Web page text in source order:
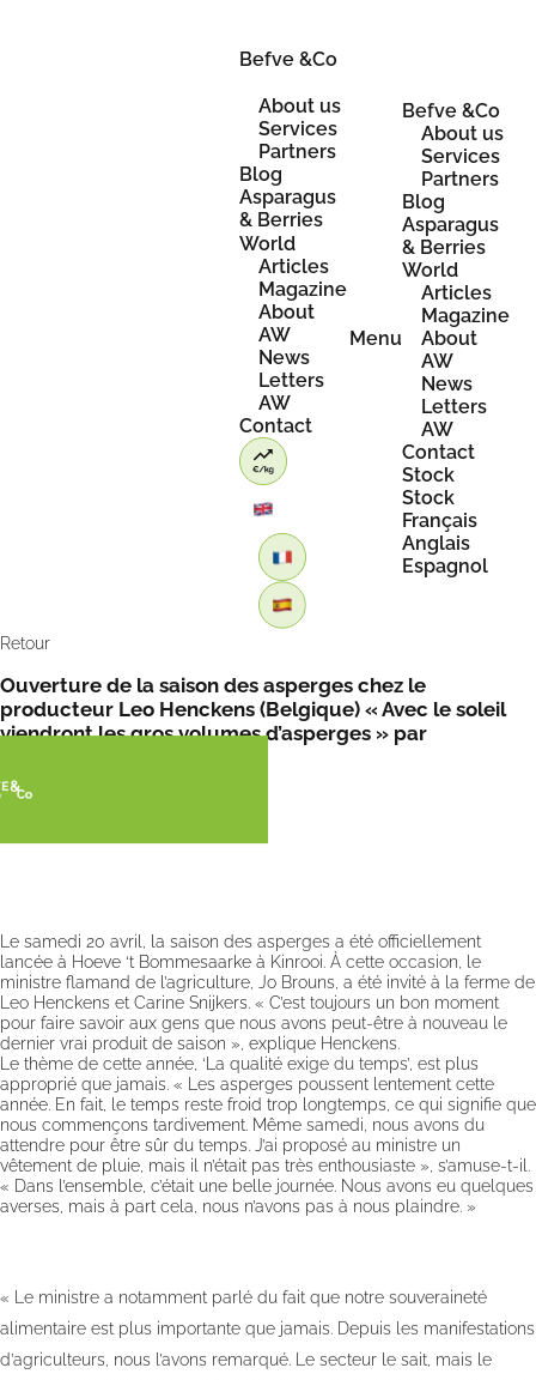
Befve &Co
About us
Services
Partners
Blog
Asparagus
& Berries
World
Articles
Magazine
About
AW
News
Letters
AW
Contact
Menu
Befve &Co
About us
Services
Partners
Blog
Asparagus
& Berries
World
Articles
Magazine
About
AW
News
Letters
AW
Contact
Stock
Stock
Français
Anglais
Espagnol
Retour
Ouverture de la saison des asperges chez le
producteur Leo Henckens (Belgique) « Avec le soleil
viendront les gros volumes d’asperges » par
Le samedi 20 avril, la saison des asperges a été officiellement
lancée à Hoeve ‘t Bommesaarke à Kinrooi. À cette occasion, le
ministre flamand de l’agriculture, Jo Brouns, a été invité à la ferme de
Leo Henckens et Carine Snijkers. « C’est toujours un bon moment
pour faire savoir aux gens que nous avons peut-être à nouveau le
dernier vrai produit de saison », explique Henckens.
Le thème de cette année, ‘La qualité exige du temps’, est plus
approprié que jamais. « Les asperges poussent lentement cette
année. En fait, le temps reste froid trop longtemps, ce qui signifie que
nous commençons tardivement. Même samedi, nous avons du
attendre pour être sûr du temps. J’ai proposé au ministre un
vêtement de pluie, mais il n’était pas très enthousiaste », s’amuse-t-il.
« Dans l’ensemble, c’était une belle journée. Nous avons eu quelques
averses, mais à part cela, nous n’avons pas à nous plaindre. »
« Le ministre a notamment parlé du fait que notre souveraineté
alimentaire est plus importante que jamais. Depuis les manifestations
d’agriculteurs, nous l’avons remarqué. Le secteur le sait, mais le